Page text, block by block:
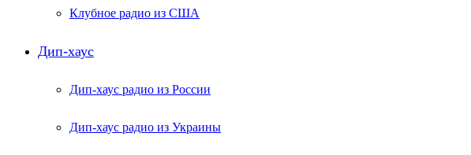
Клубное радио из США
Дип-хаус
Дип-хаус радио из России
Дип-хаус радио из Украины